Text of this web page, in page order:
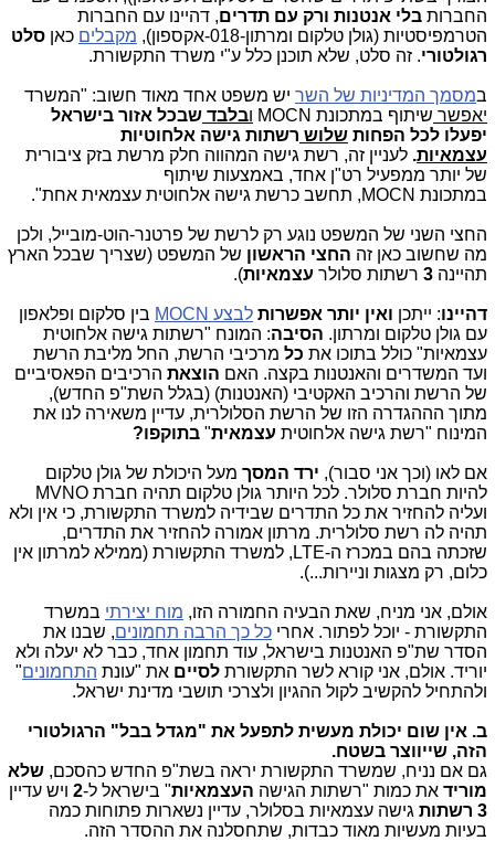
החברות בלי אנטנות ורק עם תדרים, דהיינו עם החברות
הטרמפיסטיות (גולן טלקום ומרתון-018-אקספון),
מקבלים כאן סלט
רגולטורי. זה סלט, שלא תוכנן כלל ע"י משרד התקשורת.
במסמך המדיניות של השר יש משפט אחד מאוד חשוב: "המשרד
יאפשר שיתוף במתכונת MOCN ובלבד שבכל אזור בישראל
יפעלו לכל הפחות שלוש רשתות גישה אלחוטיות
עצמאיות. לעניין זה, רשת גישה המהווה חלק מרשת בזק ציבורית
של יותר ממפעיל רט"ן אחד, באמצעות שיתוף
במתכונת ,MOCN תחשב כרשת גישה אלחוטית עצמאית אחת".
החצי השני של המשפט נוגע רק לרשת של פרטנר-הוט-מובייל, ולכן
מה שחשוב כאן זה החצי הראשון של המשפט (שצריך שבכל הארץ
תהיינה 3 רשתות סלולר עצמאיות).
דהיינו: ייתכן ואין יותר אפשרות לבצע MOCN
בין סלקום ופלאפון
עם גולן טלקום ומרתון. הסיבה: המונח "רשתות גישה אלחוטית
עצמאיות" כולל בתוכו את כל מרכיבי הרשת, החל מליבת הרשת
ועד המשדרים והאנטנות בקצה. האם הוצאת הרכיבים הפאסיביים
של הרשת והרכיב האקטיבי (האנטנות) (בגלל השת"פ החדש),
מתוך הההגדרה הזו של הרשת הסלולרית, עדיין משאירה לנו את
המינוח "רשת גישה אלחוטית עצמאית" בתוקפו?
אם לאו (וכך אני סבור), ירד המסך מעל היכולת של גולן טלקום
להיות חברת סלולר. לכל היותר גולן טלקום תהיה חברת MVNO
ועליה להחזיר את כל התדרים שבידיה למשרד התקשורת, כי אין ולא
תהיה לה רשת סלולרית. מרתון אמורה להחזיר את התדרים,
שזכתה בהם במכרז ה-LTE, למשרד התקשורת (ממילא למרתון אין
כלום, רק מצגות וניירות...).
אולם, אני מניח, שאת הבעיה החמורה הזו, מוח יצירתי במשרד
התקשורת - יוכל לפתור. אחרי כל כך הרבה תחמונים, שבנו את
הסדר שת"פ האנטנות בישראל, עוד תחמון אחד, כבר לא יעלה ולא
יוריד. אולם, אני קורא לשר התקשורת לסיים את "עונת התחמונים"
ולהתחיל להקשיב לקול ההגיון ולצרכי תושבי מדינת ישראל.
ב. אין שום יכולת מעשית לתפעל את "מגדל בבל" הרגולטורי
הזה, שייווצר בשטח.
גם אם נניח, שמשרד התקשורת יראה בשת"פ החדש כהסכם, שלא
מוריד את כמות "רשתות הגישה העצמאיות" בישראל ל-2 ויש עדיין
3 רשתות
גישה עצמאיות בסלולר, עדיין נשארות פתוחות כמה
בעיות מעשיות מאוד כבדות, שתחסלנה את ההסדר הזה.